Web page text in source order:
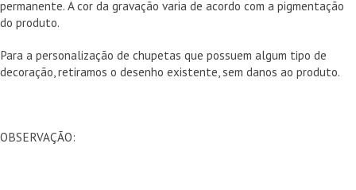
permanente. A cor da gravação varia de acordo com a pigmentação
do produto.
Para a personalização de chupetas que possuem algum tipo de
decoração, retiramos o desenho existente, sem danos ao produto.
OBSERVAÇÃO: